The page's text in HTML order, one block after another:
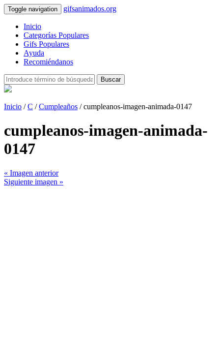
Toggle navigation gifsanimados.org
Inicio
Categorías Populares
Gifs Populares
Ayuda
Recomiéndanos
Buscar
Inicio /C /Cumpleaños / cumpleanos-imagen-animada-0147
cumpleanos-imagen-animada-
0147
« Imagen anterior
Siguiente imagen »